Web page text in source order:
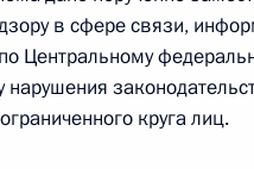
Президента
Федеральной налоговой
в сфере связи,
Центральному
нарушения
круга лиц.